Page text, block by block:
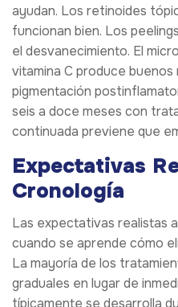
ayudan. Los retinoides
funcionan bien. Los
el desvanecimiento. El
vitamina C produce
pigmentación
seis a doce meses con
continuada previene que
Expectativas
Cronología
Las expectativas realistas
cuando se aprende cómo
La mayoría de los
graduales en lugar de
típicamente se desarrolla